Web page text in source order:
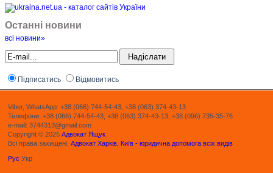
Останні новини
всі новини»
Підписатись Відмовитись
Viber, WhatsApp: +38 (066) 744-54-43, +38 (063) 374-43-13
Телефони: +38 (066) 744-54-43, +38 (063) 374-43-13, +38 (096) 735-35-76
e-mail: 3744313@gmail.com
Copyright © 2025 Адвокат Ящук
Всі права захищені. Адвокат Харків, Київ - юридична допомога всіх видів
Рус Укр